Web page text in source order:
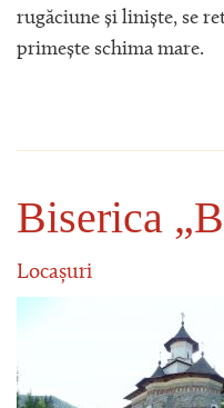
rugăciune și liniște, se
primește schima mare.
Biserica
Locașuri